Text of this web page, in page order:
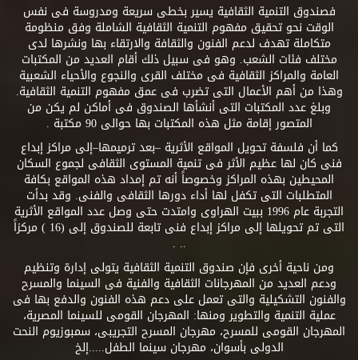
فصندوق التنمية الثقافية يسير بخطى سريعة ومدروسة فى نفس
الوقت نحو تحقيق مفهوم التنمية الثقافية الشاملة وفق منظومة
متكاملة تهدف لدعم الفنون والثقافة والارتقاء بها ونشرها لدى
مختلف فئات الشعب. وهو فى سبيل ذلك أقام العديد من المكتبات
العامة والمراكز الثقافية فى مختلف القرى والنجوع والأحياء الشعبية
وهذا من أهم الأعمال التى تضرب فى عمق مفهوم التنمية الثقافية.
وبلغ عدد المكتبات التى أنشأها الصندوق فى أماكن لم يكن من
المتصور إقامة مثل هذه المكتبات بها حوالى 90 مكتبة .
كما أن فلسفة تحويل المواقع الأثرية –بعد ترميمها–إلى مراكز إبداع
فنى كان لها عظيم الأثر فى تنمية المستوى الثقافى لجموع السكان
المحيطين بهذه المراكز وخصوصاً أنه تم إمداد هذه المواقع بكافة
المتطلبات التى تكفل لها أداء دورها الثقافى والفنى. وقد بدأت
التجربة عام 1996 ببيت الهراوى وامتدت حتى وصل عدد المواقع الأثرية
التى تم تحويلها إلى مراكز إبداع فنى تابعة للصندوق إلى (16 ) مركزاً
.. .
ومن ناحية أخرى فإن صندوق التنمية الثقافية يتولى إدارة وتنظيم
ودعم العديد من المهرجانات الثقافية والفنية فى السينما والمسرح
والفنون التشكيلية والتى تعمل على دعم هذه الفنون والدفع بها فى
عملية التنمية والتطوير ومنها: المهرجان القومى للسينما المصرية،
المهرجان القومى للمسرح، مهرجان المسرح التجريبى، سمبوزيوم النحت
الدولى بأسوان، مهرجان سينما الطفل.....إلخ